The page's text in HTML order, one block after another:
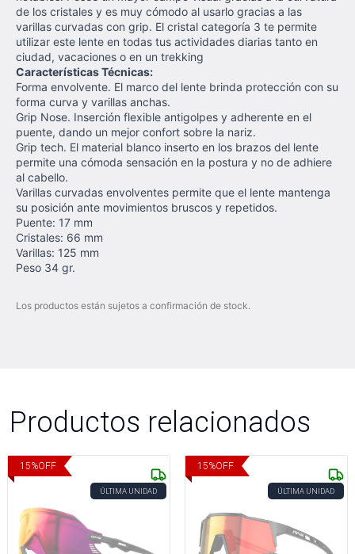
de los cristales y es muy cómodo al usarlo gracias a las
varillas curvadas con grip. El cristal categoría 3 te permite
utilizar este lente en todas tus actividades diarias tanto en
ciudad, vacaciones o en un trekking
Características Técnicas:
Forma envolvente. El marco del lente brinda protección con su
forma curva y varillas anchas.
Grip Nose. Inserción flexible antigolpes y adherente en el
puente, dando un mejor confort sobre la nariz.
Grip tech. El material blanco inserto en los brazos del lente
permite una cómoda sensación en la postura y no de adhiere
al cabello.
Varillas curvadas envolventes permite que el lente mantenga
su posición ante movimientos bruscos y repetidos.
Puente: 17 mm
Cristales: 66 mm
Varillas: 125 mm
Peso 34 gr.
Los productos están sujetos a confirmación de stock.
Productos relacionados
15%OFF
ÚLTIMA UNIDAD
15%OFF
ÚLTIMA UNIDAD